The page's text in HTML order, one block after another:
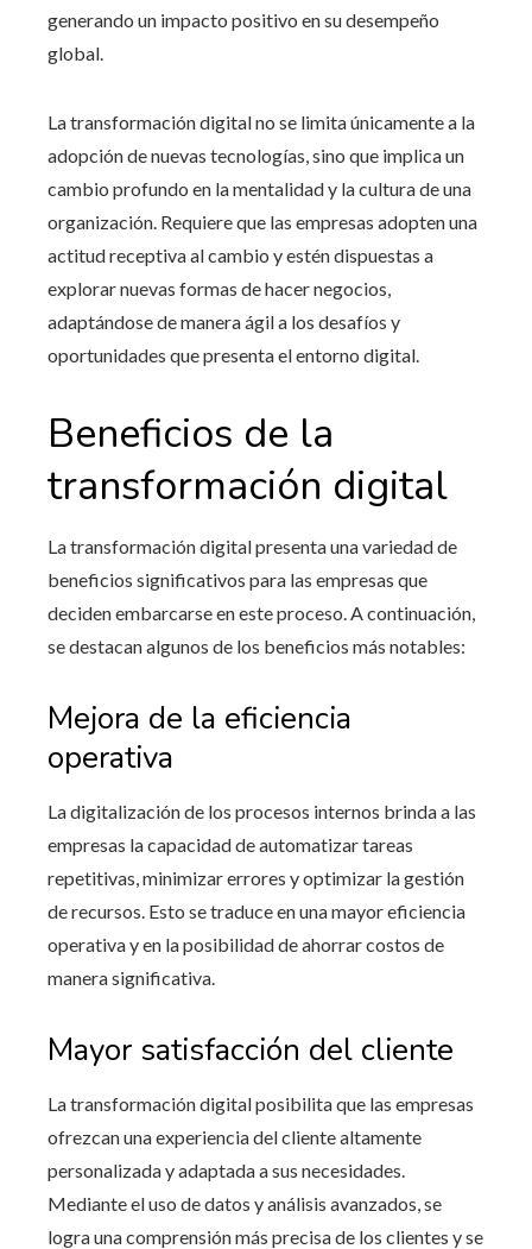
generando un impacto positivo en su desempeño
global.
La transformación digital no se limita únicamente a la
adopción de nuevas tecnologías, sino que implica un
cambio profundo en la mentalidad y la cultura de una
organización. Requiere que las empresas adopten una
actitud receptiva al cambio y estén dispuestas a
explorar nuevas formas de hacer negocios,
adaptándose de manera ágil a los desafíos y
oportunidades que presenta el entorno digital.
Beneficios de la
transformación digital
La transformación digital presenta una variedad de
beneficios significativos para las empresas que
deciden embarcarse en este proceso. A continuación,
se destacan algunos de los beneficios más notables:
Mejora de la eficiencia
operativa
La digitalización de los procesos internos brinda a las
empresas la capacidad de automatizar tareas
repetitivas, minimizar errores y optimizar la gestión
de recursos. Esto se traduce en una mayor eficiencia
operativa y en la posibilidad de ahorrar costos de
manera significativa.
Mayor satisfacción del cliente
La transformación digital posibilita que las empresas
ofrezcan una experiencia del cliente altamente
personalizada y adaptada a sus necesidades.
Mediante el uso de datos y análisis avanzados, se
logra una comprensión más precisa de los clientes y se